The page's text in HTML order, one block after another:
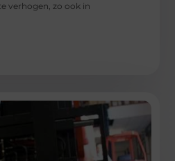
verhogen, zo ook in